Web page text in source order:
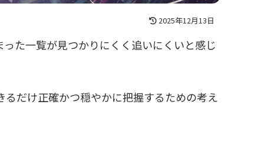
2025年12月13日
た一覧が見つかりにくく追いにくいと感じ
だけ正確かつ穏やかに把握するための考え